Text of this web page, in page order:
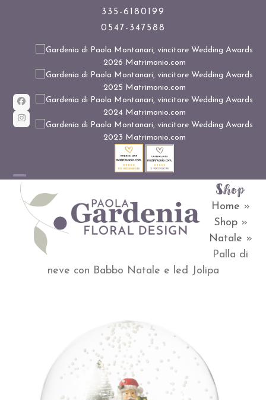
content
335-6180199
0547-347588
Facebook
Instagram
Open
mobile
menu
Close
mobile
menu
Shop
Home »
Shop»
Natale »
Palla di
neve con Babbo Natale e led Jolipa